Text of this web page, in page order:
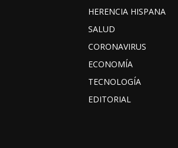
HERENCIA HISPANA
SALUD
CORONAVIRUS
ECONOMÍA
TECNOLOGÍA
EDITORIAL